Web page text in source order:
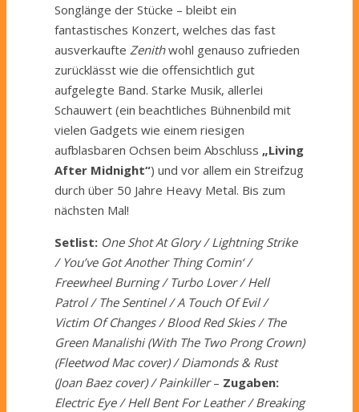
Songlänge der Stücke – bleibt ein
fantastisches Konzert, welches das fast
ausverkaufte Zenithwohl genauso zufrieden
zurücklässt wie die offensichtlich gut
aufgelegte Band. Starke Musik, allerlei
Schauwert (ein beachtliches Bühnenbild mit
vielen Gadgets wie einem riesigen
aufblasbaren Ochsen beim Abschluss „Living
After Midnight“) und vor allem ein Streifzug
durch über 50 Jahre Heavy Metal. Bis zum
nächsten Mal!
Setlist: One Shot At Glory / Lightning Strike
/ You’ve Got Another Thing Comin‘ /
Freewheel Burning / Turbo Lover / Hell
Patrol / The Sentinel / A Touch Of Evil /
Victim Of Changes / Blood Red Skies / The
Green Manalishi (With The Two Prong Crown)
(Fleetwod Mac cover) / Diamonds & Rust
(Joan Baez cover) / Painkiller– Zugaben:
Electric Eye / Hell Bent For Leather / Breaking